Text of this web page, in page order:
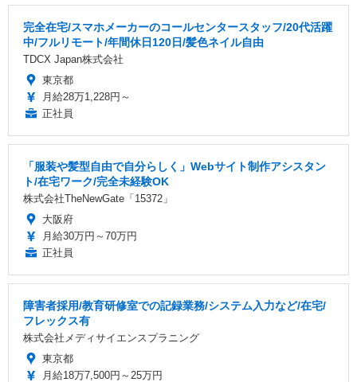
完全在宅/スマホメーカーのコールセンタースタッフ/20代活躍
中/フルリモート/年間休日120日/髪色ネイル自由
TDCX Japan株式会社
東京都
月給28万1,228円～
正社員
「服装や髪型自由で自分らしく」Webサイト制作アシスタン
ト/在宅ワーク/完全未経験OK
株式会社TheNewGate「15372」
大阪府
月給30万円～70万円
正社員
障害者採用/教育研修室での記録業務/システム入力など/在宅/
フレックス有
株式会社メディサイエンスプラニング
東京都
月給18万7,500円～25万円